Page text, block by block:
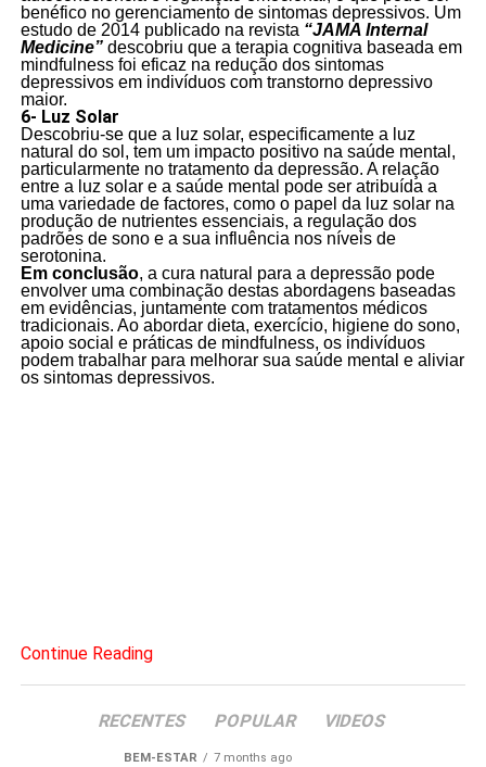
benéfico no gerenciamento de sintomas depressivos. Um
estudo de 2014 publicado na revista “JAMA Internal
Medicine” descobriu que a terapia cognitiva baseada em
mindfulness foi eficaz na redução dos sintomas
depressivos em indivíduos com transtorno depressivo
maior.
6- Luz Solar
Descobriu-se que a luz solar, especificamente a luz
natural do sol, tem um impacto positivo na saúde mental,
particularmente no tratamento da depressão. A relação
entre a luz solar e a saúde mental pode ser atribuída a
uma variedade de factores, como o papel da luz solar na
produção de nutrientes essenciais, a regulação dos
padrões de sono e a sua influência nos níveis de
serotonina.
Em conclusão, a cura natural para a depressão pode
envolver uma combinação destas abordagens baseadas
em evidências, juntamente com tratamentos médicos
tradicionais. Ao abordar dieta, exercício, higiene do sono,
apoio social e práticas de mindfulness, os indivíduos
podem trabalhar para melhorar sua saúde mental e aliviar
os sintomas depressivos.
Continue Reading
RECENTES POPULAR VIDEOS
BEM-ESTAR 7 months ago